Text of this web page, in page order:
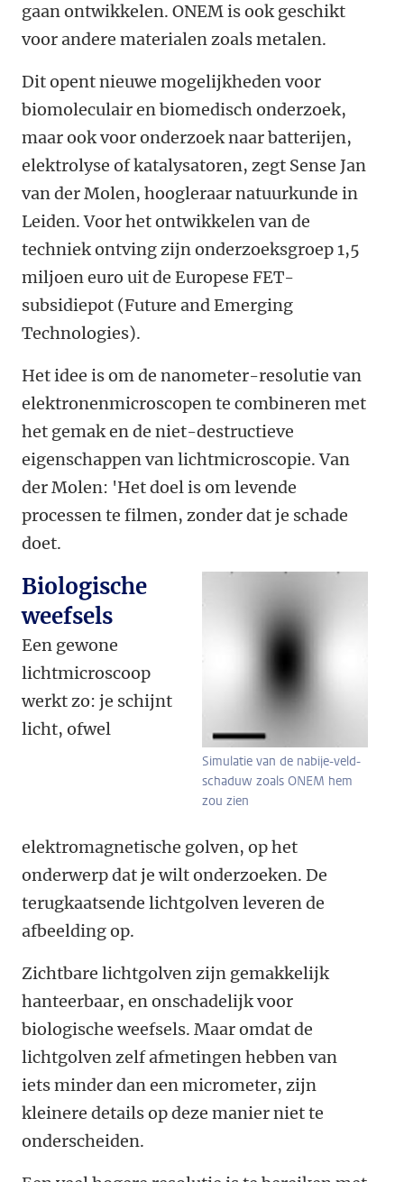
gaan ontwikkelen. ONEM is ook geschikt
voor andere materialen zoals metalen.
Dit opent nieuwe mogelijkheden voor
biomoleculair en biomedisch onderzoek,
maar ook voor onderzoek naar batterijen,
elektrolyse of katalysatoren, zegt Sense Jan
van der Molen, hoogleraar natuurkunde in
Leiden. Voor het ontwikkelen van de
techniek ontving zijn onderzoeksgroep 1,5
miljoen euro uit de Europese FET-
subsidiepot (Future and Emerging
Technologies).
Het idee is om de nanometer-resolutie van
elektronenmicroscopen te combineren met
het gemak en de niet-destructieve
eigenschappen van lichtmicroscopie. Van
der Molen: 'Het doel is om levende
processen te filmen, zonder dat je schade
doet.
Simulatie van de nabije-veld-
schaduw zoals ONEM hem
zou zien
Biologische
weefsels
Een gewone
lichtmicroscoop
werkt zo: je schijnt
licht, ofwel
elektromagnetische golven, op het
onderwerp dat je wilt onderzoeken. De
terugkaatsende lichtgolven leveren de
afbeelding op.
Zichtbare lichtgolven zijn gemakkelijk
hanteerbaar, en onschadelijk voor
biologische weefsels. Maar omdat de
lichtgolven zelf afmetingen hebben van
iets minder dan een micrometer, zijn
kleinere details op deze manier niet te
onderscheiden.